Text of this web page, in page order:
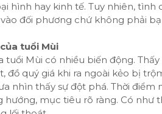
hình hay kinh tế. Tuy nhiên,
đối phương chứ không phải
tuổi Mùi
tuổi Mùi có nhiều biến động.
đồ quý giá khi ra ngoài kẻo bị
nhìn thấy sự đột phá. Thời điểm
mục tiêu rõ ràng. Có như